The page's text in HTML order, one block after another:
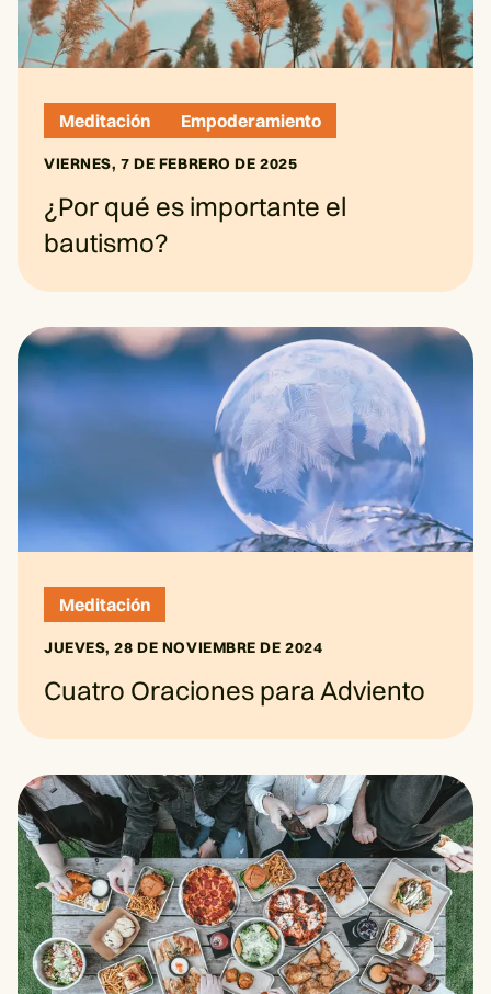
Meditación Empoderamiento
VIERNES, 7 DE FEBRERO DE 2025
¿Por qué es importante el
bautismo?
Meditación
JUEVES, 28 DE NOVIEMBRE DE 2024
Cuatro Oraciones para Adviento